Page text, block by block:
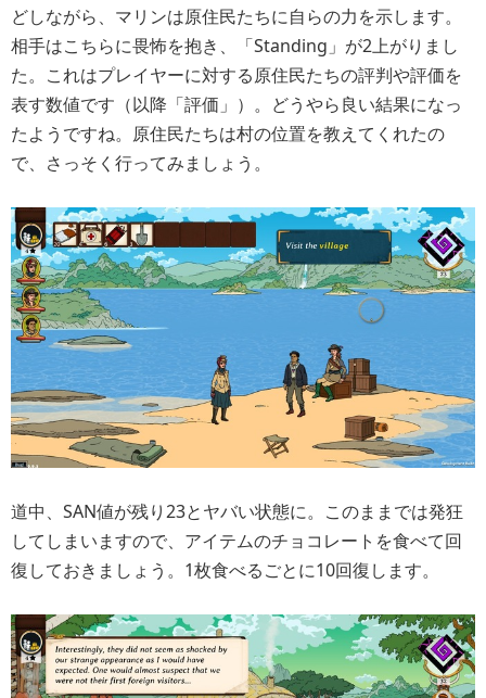
どしながら、マリンは原住民たちに自らの力を示します。
相手はこちらに畏怖を抱き、「Standing」が2上がりまし
た。これはプレイヤーに対する原住民たちの評判や評価を
表す数値です（以降「評価」）。どうやら良い結果になっ
たようですね。原住民たちは村の位置を教えてくれたの
で、さっそく行ってみましょう。
道中、SAN値が残り23とヤバい状態に。このままでは発狂
してしまいますので、アイテムのチョコレートを食べて回
復しておきましょう。1枚食べるごとに10回復します。